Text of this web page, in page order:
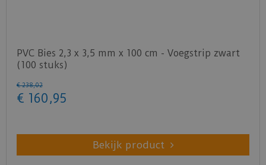
PVC Bies 2,3 x 3,5 mm x 100 cm - Voegstrip zwart
(100 stuks)
€ 238,02
€ 160 ,95
Bekijk product